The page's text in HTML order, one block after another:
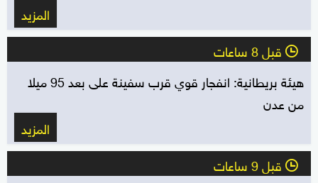
المزيد
l قبل 8 ساعات
هيئة بريطانية: انفجار قوي قرب سفينة على بعد 95 ميلا
من عدن
المزيد
l قبل 9 ساعات